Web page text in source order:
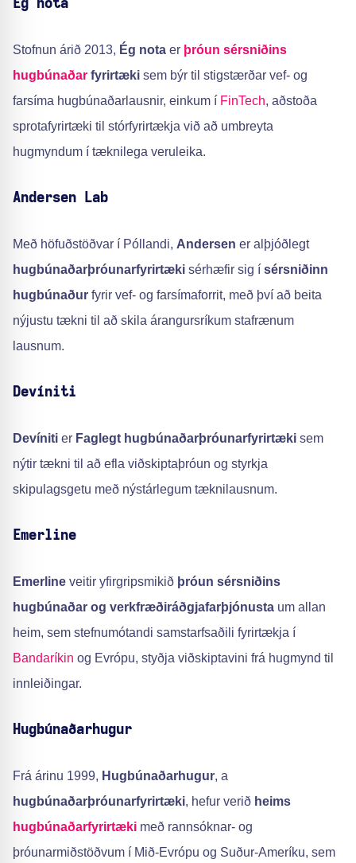
Ég nota
Stofnun árið 2013, Ég nota er þróun sérsniðins
hugbúnaðar fyrirtæki sem býr til stigstærðar vef- og
farsíma hugbúnaðarlausnir, einkum í FinTech, aðstoða
sprotafyrirtæki til stórfyrirtækja við að umbreyta
hugmyndum í tæknilega veruleika.
Andersen Lab
Með höfuðstöðvar í Póllandi, Andersen er alþjóðlegt
hugbúnaðarþróunarfyrirtæki sérhæfir sig í sérsniðinn
hugbúnaður fyrir vef- og farsímaforrit, með því að beita
nýjustu tækni til að skila árangursríkum stafrænum
lausnum.
Devíniti
Devíniti er Faglegt hugbúnaðarþróunarfyrirtæki sem
nýtir tækni til að efla viðskiptaþróun og styrkja
skipulagsgetu með nýstárlegum tæknilausnum.
Emerline
Emerline veitir yfirgripsmikið þróun sérsniðins
hugbúnaðar og verkfræðiráðgjafarþjónusta um allan
heim, sem stefnumótandi samstarfsaðili fyrirtækja í
Bandaríkin og Evrópu, styðja viðskiptavini frá hugmynd til
innleiðingar.
Hugbúnaðarhugur
Frá árinu 1999, Hugbúnaðarhugur, a
hugbúnaðarþróunarfyrirtæki, hefur verið heims
hugbúnaðarfyrirtæki með rannsóknar- og
þróunarmiðstöðvum í Mið-Evrópu og Suður-Ameríku, sem